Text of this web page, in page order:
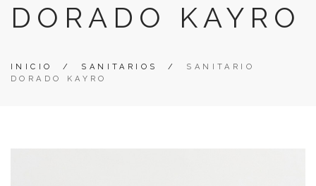
DORADO KAYRO
INICIO / SANITARIOS / SANITARIO
DORADO KAYRO